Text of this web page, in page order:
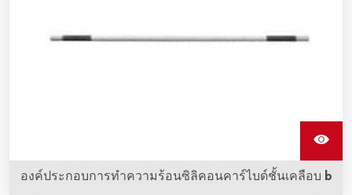
องค์ประกอบการทําความร้อนซิลิคอนคาร์ไบด์ชั้นเคลือบ b